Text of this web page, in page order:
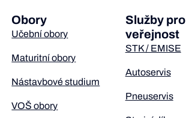
Obory
Učební obory
Maturitní obory
Nástavbové studium
VOŠ obory
Služby pro
veřejnost
STK / EMISE
Autoservis
Pneuservis